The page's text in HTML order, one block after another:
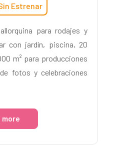
Estrenar
para rodajes y
con jardín, piscina, 20
m² para producciones
fotos y celebraciones
more